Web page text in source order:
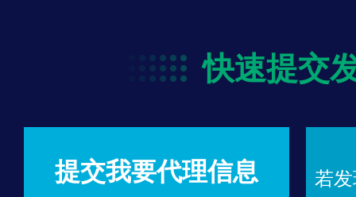
快速提交
提交我要代理信息
若